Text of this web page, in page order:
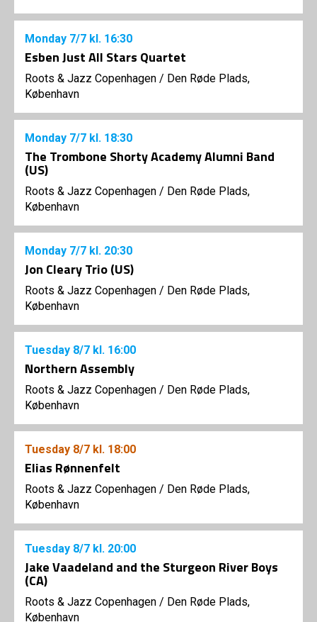
Monday 7/7 kl. 16:30
Esben Just All Stars Quartet
Roots & Jazz Copenhagen / Den Røde Plads,
København
Monday 7/7 kl. 18:30
The Trombone Shorty Academy Alumni Band
(US)
Roots & Jazz Copenhagen / Den Røde Plads,
København
Monday 7/7 kl. 20:30
Jon Cleary Trio (US)
Roots & Jazz Copenhagen / Den Røde Plads,
København
Tuesday 8/7 kl. 16:00
Northern Assembly
Roots & Jazz Copenhagen / Den Røde Plads,
København
Tuesday 8/7 kl. 18:00
Elias Rønnenfelt
Roots & Jazz Copenhagen / Den Røde Plads,
København
Tuesday 8/7 kl. 20:00
Jake Vaadeland and the Sturgeon River Boys
(CA)
Roots & Jazz Copenhagen / Den Røde Plads,
København